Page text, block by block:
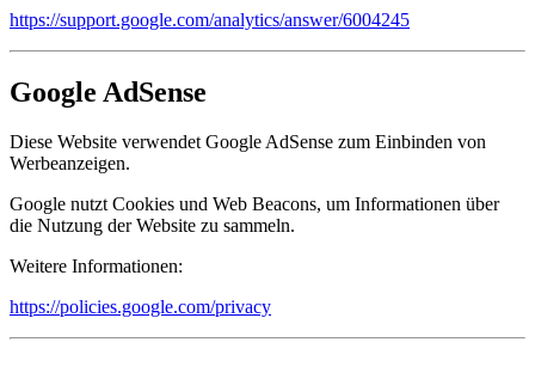
https://support.google.com/analytics/answer/6004245
Google AdSense
Diese Website verwendet Google AdSense zum Einbinden von
Werbeanzeigen.
Google nutzt Cookies und Web Beacons, um Informationen über
die Nutzung der Website zu sammeln.
Weitere Informationen:
https://policies.google.com/privacy